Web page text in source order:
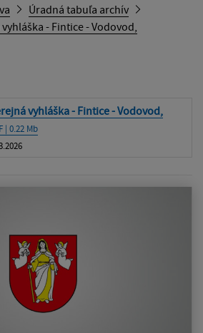
Úradná tabuľa archív
- Fintice - Vodovod,
vyhláška - Fintice - Vodovod,
| 0.22 Mb